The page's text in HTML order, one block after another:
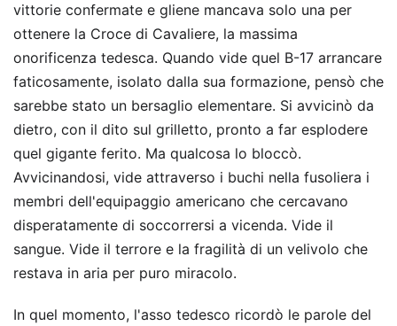
vittorie confermate e gliene mancava solo una per
ottenere la Croce di Cavaliere, la massima
onorificenza tedesca. Quando vide quel B-17 arrancare
faticosamente, isolato dalla sua formazione, pensò che
sarebbe stato un bersaglio elementare. Si avvicinò da
dietro, con il dito sul grilletto, pronto a far esplodere
quel gigante ferito. Ma qualcosa lo bloccò.
Avvicinandosi, vide attraverso i buchi nella fusoliera i
membri dell'equipaggio americano che cercavano
disperatamente di soccorrersi a vicenda. Vide il
sangue. Vide il terrore e la fragilità di un velivolo che
restava in aria per puro miracolo.
In quel momento, l'asso tedesco ricordò le parole del